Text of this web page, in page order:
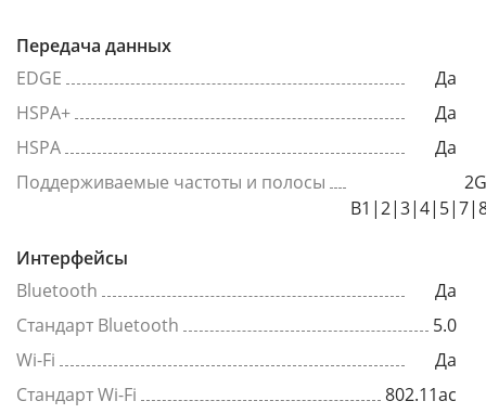
Передача данных
EDGE
Да
HSPA+
Да
HSPA
Да
Поддерживаемые частоты и полосы
Интерфейсы
Bluetooth
Да
Стандарт Bluetooth
5.0
Wi-Fi
Да
Стандарт Wi-Fi
802.11ac